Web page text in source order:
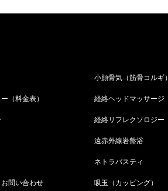
（料金表）
問い合わせ
小顔骨気（筋骨コルギ）
経絡ヘッドマッサージ
経絡リフレクソロジー
遠赤外線岩盤浴
ネトラバスティ
吸玉（カッピング）